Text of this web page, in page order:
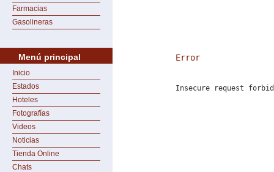
Farmacias
Gasolineras
Menú principal
Inicio
Estados
Hoteles
Fotografías
Videos
Noticias
Tienda Online
Chats
Error
Insecure request